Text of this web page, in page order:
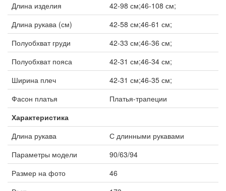
Длина изделия
42-98 см;46-108 см;
Длина рукава (см)
42-58 см;46-61 см;
Полуобхват груди
42-33 см;46-36 см;
Полуобхват пояса
42-31 см;46-34 см;
Ширина плеч
42-31 см;46-35 см;
Фасон платья
Платья-трапеции
Характеристика
Длина рукава
С длинными рукавами
Параметры модели
90/63/94
Размер на фото
46